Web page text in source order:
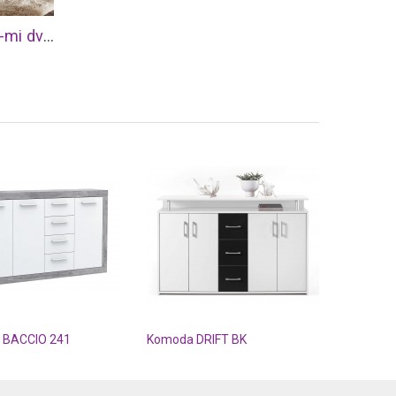
Providence šatní skříň s 4-mi dvířky
241 Komoda DRIFT BK